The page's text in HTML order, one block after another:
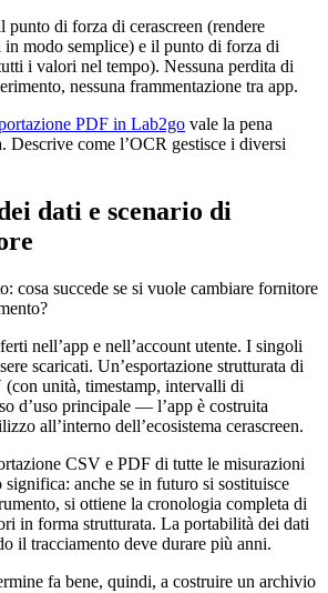
punto di forza di cerascreen (rendere
in modo semplice) e il punto di forza di
i valori nel tempo). Nessuna perdita di
nessuna frammentazione tra app.
PDF in Lab2go vale la pena
Descrive come l’OCR gestisce i diversi
dati e scenario di
cosa succede se si vuole cambiare fornitore
nell’app e nell’account utente. I singoli
scaricati. Un’esportazione strutturata di
unità, timestamp, intervalli di
d’uso principale — l’app è costruita
all’interno dell’ecosistema cerascreen.
CSV e PDF di tutte le misurazioni
anche se in futuro si sostituisce
si ottiene la cronologia completa di
in forma strutturata. La portabilità dei dati
il tracciamento deve durare più anni.
fa bene, quindi, a costruire un archivio